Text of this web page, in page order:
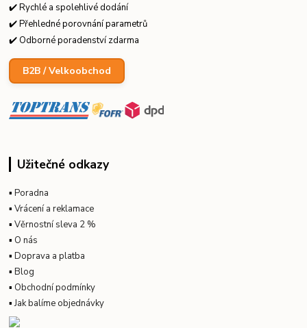
✔️ Rychlé a spolehlivé dodání
✔️ Přehledné porovnání parametrů
✔️ Odborné poradenství zdarma
B2B / Velkoobchod
Užitečné odkazy
▪Poradna
▪Vrácení a reklamace
▪Věrnostní sleva 2 %
▪ O nás
▪Doprava a platba
▪Blog
▪ Obchodní podmínky
▪Jak balíme objednávky